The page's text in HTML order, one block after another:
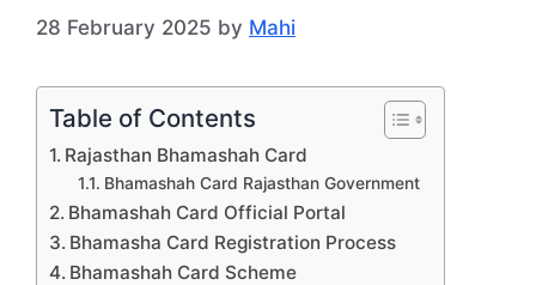
28 February 2025 by Mahi
Table of Contents
Rajasthan Bhamashah Card
Bhamashah Card Rajasthan Government
Bhamashah Card Official Portal
Bhamasha Card Registration Process
Bhamashah Card Scheme